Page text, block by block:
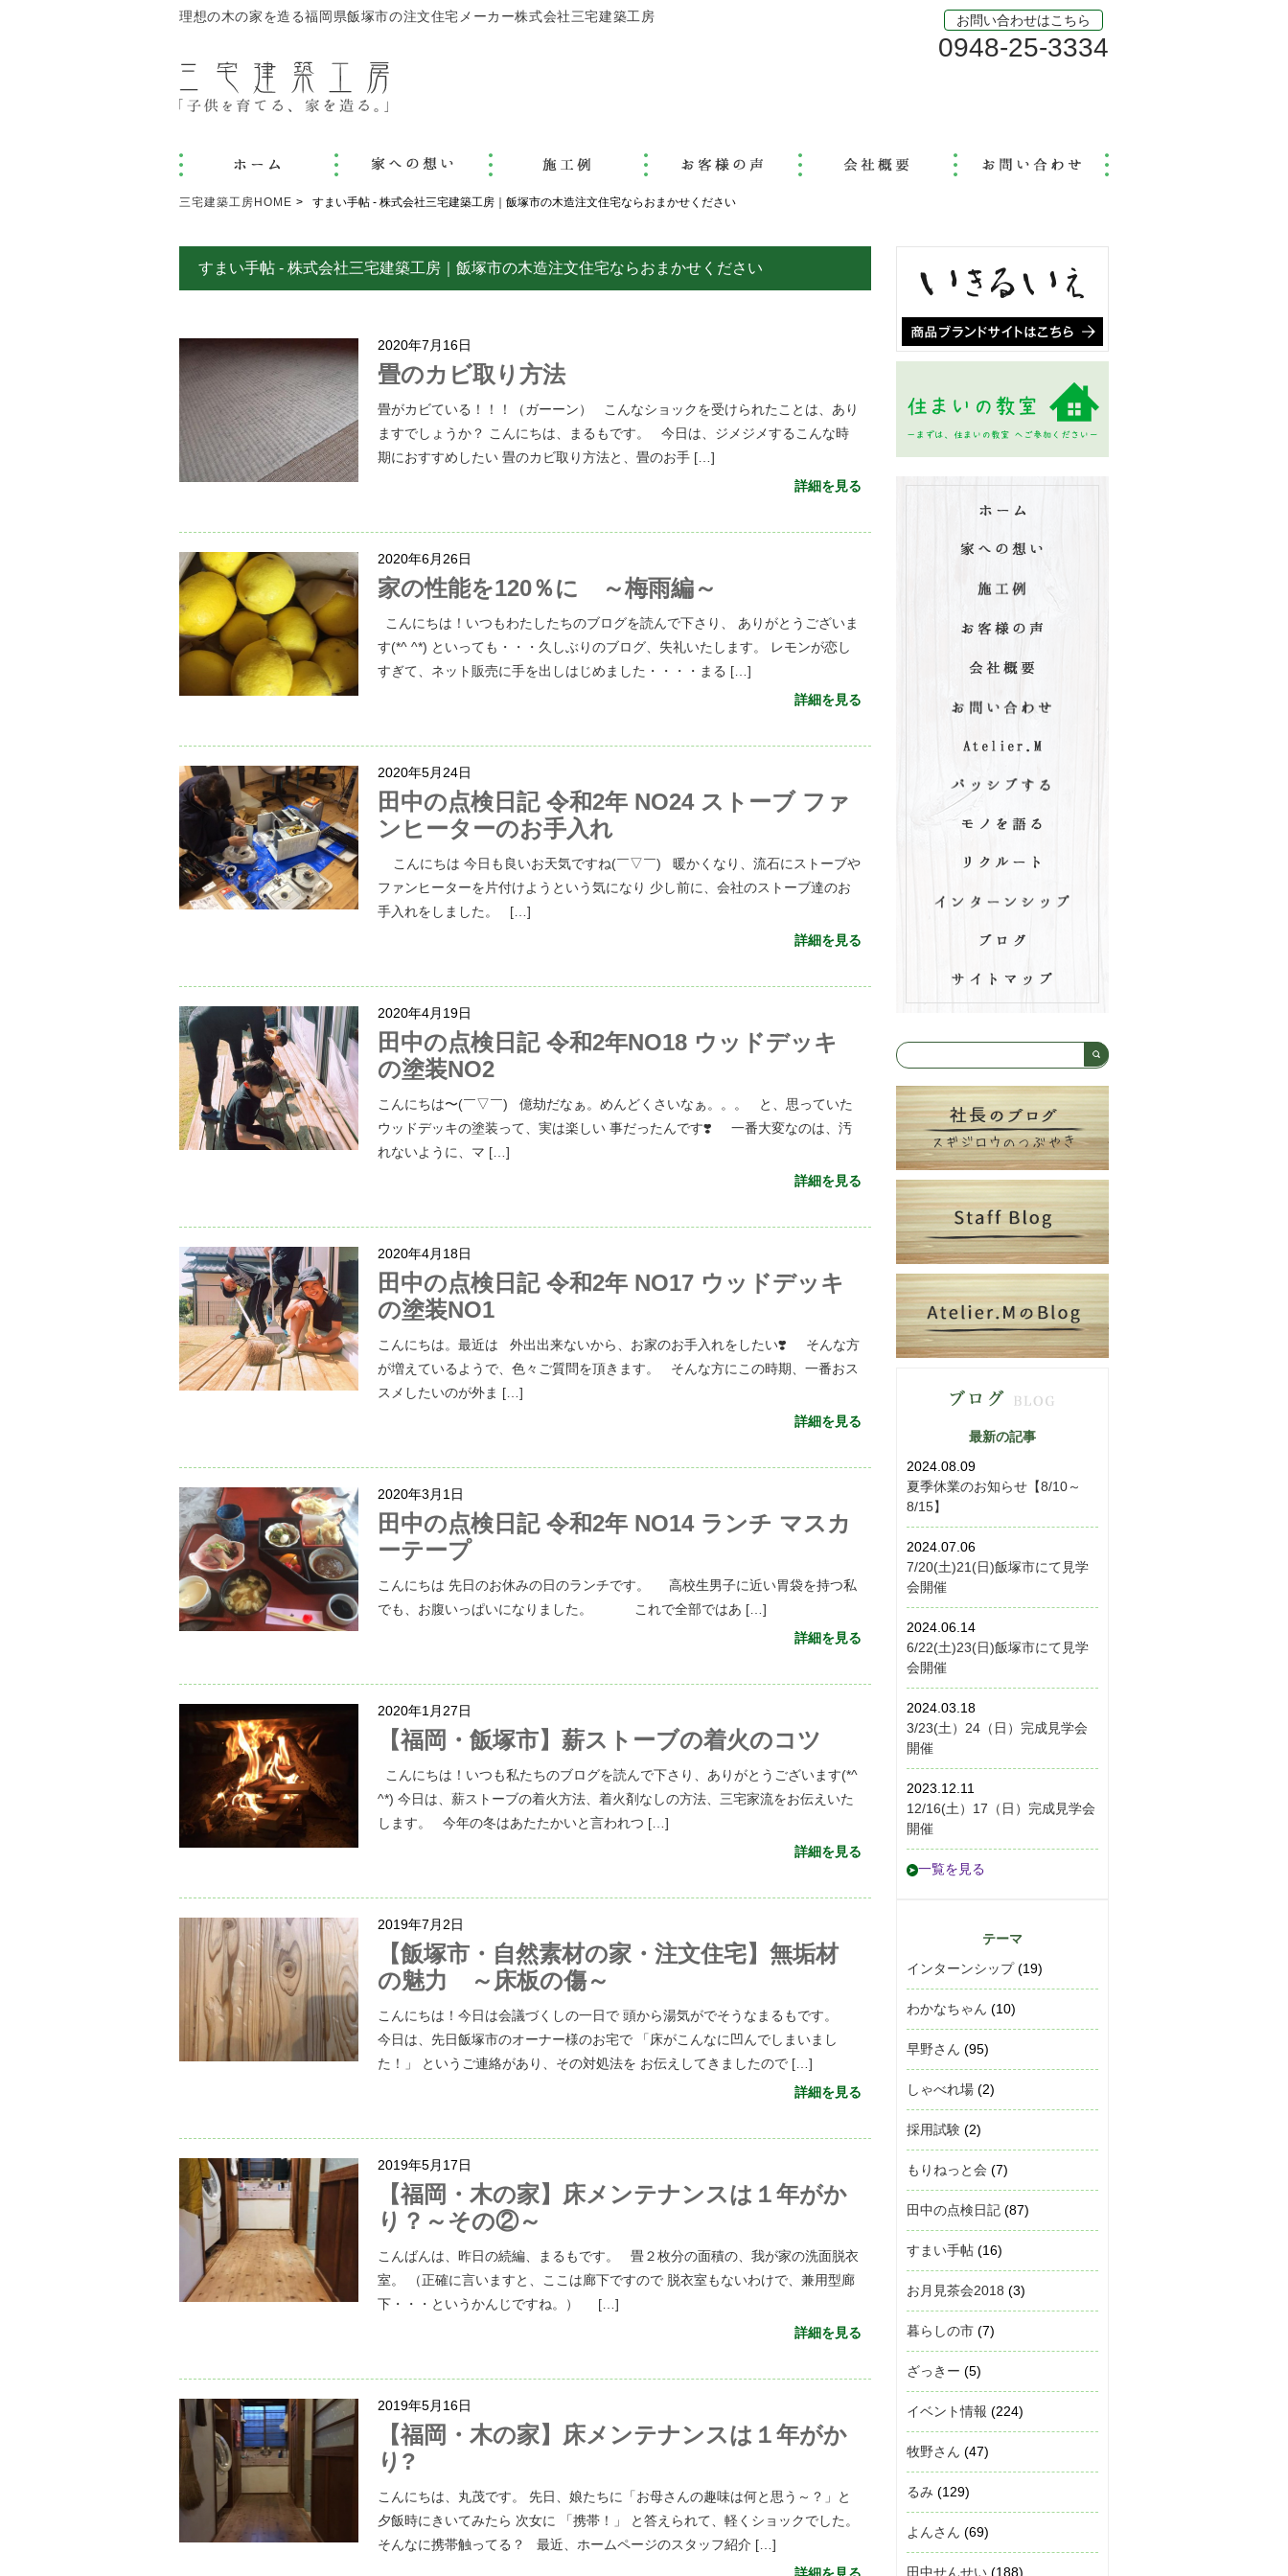
理想の木の家を造る福岡県飯塚市の注文住宅メーカー株式会社三宅建築工房 お問い合わせはこちら
0948-25-3334
三宅建築工房HOME すまい手帖 - 株式会社三宅建築工房｜飯塚市の木造注文住宅ならおまかせください
すまい手帖 - 株式会社三宅建築工房｜飯塚市の木造注文住宅ならおまかせください
2020年7月16日
畳のカビ取り方法
畳がカビている！！！（ガーーン） こんなショックを受けられたことは、あり
ますでしょうか？ こんにちは、まるもです。 今日は、ジメジメするこんな時
期におすすめしたい 畳のカビ取り方法と、畳のお手 […]
詳細を見る
2020年6月26日
家の性能を120％に ～梅雨編～
こんにちは！いつもわたしたちのブログを読んで下さり、 ありがとうございま
す(*^ ^*) といっても・・・久しぶりのブログ、失礼いたします。 レモンが恋し
すぎて、ネット販売に手を出しはじめました・・・・まる […]
詳細を見る
2020年5月24日
田中の点検日記 令和2年 NO24 ストーブ ファ
ンヒーターのお手入れ
こんにちは 今日も良いお天気ですね(￣▽￣) 暖かくなり、流石にストーブや
ファンヒーターを片付けようという気になり 少し前に、会社のストーブ達のお
手入れをしました。 […]
詳細を見る
2020年4月19日
田中の点検日記 令和2年NO18 ウッドデッキ
の塗装NO2
こんにちは〜(￣▽￣) 億劫だなぁ。めんどくさいなぁ。。。 と、思っていた
ウッドデッキの塗装って、実は楽しい 事だったんです❣️ 一番大変なのは、汚
れないように、マ […]
詳細を見る
2020年4月18日
田中の点検日記 令和2年 NO17 ウッドデッキ
の塗装NO1
こんにちは。最近は 外出出来ないから、お家のお手入れをしたい❣️ そんな方
が増えているようで、色々ご質問を頂きます。 そんな方にこの時期、一番おス
スメしたいのが外ま […]
詳細を見る
2020年3月1日
田中の点検日記 令和2年 NO14 ランチ マスカ
ーテープ
こんにちは 先日のお休みの日のランチです。 高校生男子に近い胃袋を持つ私
でも、お腹いっぱいになりました。 これで全部ではあ […]
詳細を見る
2020年1月27日
【福岡・飯塚市】薪ストーブの着火のコツ
こんにちは！いつも私たちのブログを読んで下さり、ありがとうございます(*^
^*) 今日は、薪ストーブの着火方法、着火剤なしの方法、三宅家流をお伝えいた
します。 今年の冬はあたたかいと言われつ […]
詳細を見る
2019年7月2日
【飯塚市・自然素材の家・注文住宅】無垢材
の魅力 ～床板の傷～
こんにちは！今日は会議づくしの一日で 頭から湯気がでそうなまるもです。
今日は、先日飯塚市のオーナー様のお宅で 「床がこんなに凹んでしまいまし
た！」 というご連絡があり、その対処法を お伝えしてきましたので […]
詳細を見る
2019年5月17日
【福岡・木の家】床メンテナンスは１年がか
り？～その②～
こんばんは、昨日の続編、まるもです。 畳２枚分の面積の、我が家の洗面脱衣
室。 （正確に言いますと、ここは廊下ですので 脱衣室もないわけで、兼用型廊
下・・・というかんじですね。） […]
詳細を見る
2019年5月16日
【福岡・木の家】床メンテナンスは１年がか
り?
こんにちは、丸茂です。 先日、娘たちに「お母さんの趣味は何と思う～？」と
夕飯時にきいてみたら 次女に 「携帯！」 と答えられて、軽くショックでした。
そんなに携帯触ってる？ 最近、ホームページのスタッフ紹介 […]
最新の記事
2024.08.09
夏季休業のお知らせ【8/10～
8/15】
2024.07.06
7/20(土)21(日)飯塚市にて見学
会開催
2024.06.14
6/22(土)23(日)飯塚市にて見学
会開催
2024.03.18
3/23(土）24（日）完成見学会
開催
2023.12.11
12/16(土）17（日）完成見学会
開催
一覧を見る
テーマ
インターンシップ(19)
わかなちゃん (10)
早野さん (95)
しゃべれ場 (2)
採用試験 (2)
もりねっと会 (7)
田中の点検日記 (87)
すまい手帖 (16)
お月見茶会2018 (3)
暮らしの市 (7)
ざっきー (5)
イベント情報 (224)
牧野さん (47)
るみ (129)
よんさん (69)
田中せんせい (188)